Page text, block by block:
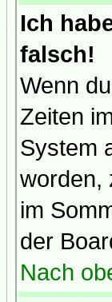
Ich
falsch!
Wenn
Zeiten
System
worden,
im
der
Nach